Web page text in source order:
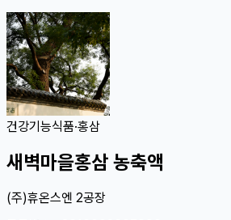
건강기능식품·홍삼
새벽마을홍삼 농축액
(주)휴온스엔 2공장